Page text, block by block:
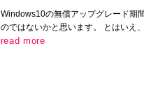
Windows10の無償アップグレード期
のではないかと思います。 とはいえ
read more